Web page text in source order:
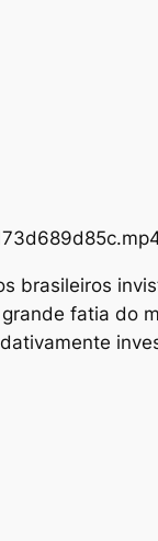
brasileiros
fatia do